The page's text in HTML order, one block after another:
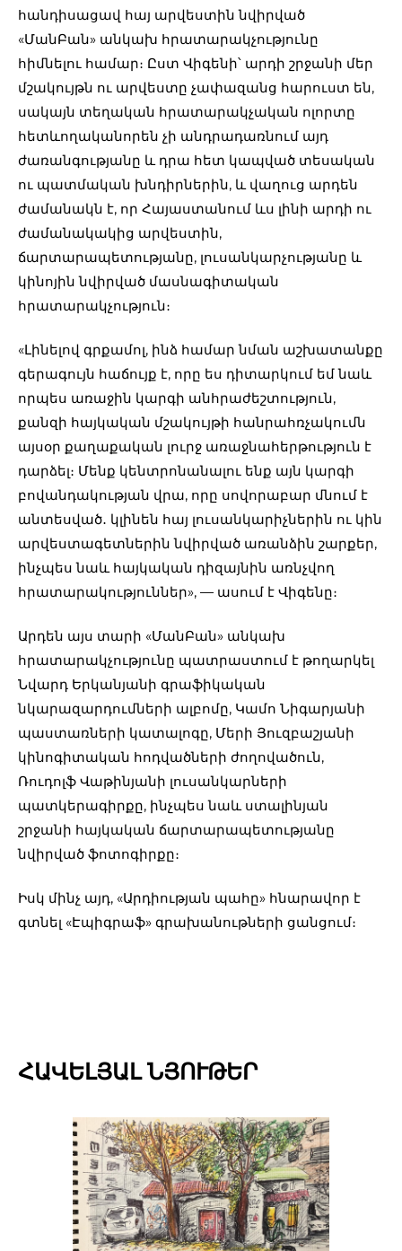
հանդիսացավ հայ արվեստին նվիրված
«ՄանԲան» անկախ հրատարակչությունը
հիմնելու համար։ Ըստ Վիգենի՝ արդի շրջանի մեր
մշակույթն ու արվեստը չափազանց հարուստ են,
սակայն տեղական հրատարակչական ոլորտը
հետևողականորեն չի անդրադառնում այդ
ժառանգությանը և դրա հետ կապված տեսական
ու պատմական խնդիրներին, և վաղուց արդեն
ժամանակն է, որ Հայաստանում ևս լինի արդի ու
ժամանակակից արվեստին,
ճարտարապետությանը, լուսանկարչությանը և
կինոյին նվիրված մասնագիտական
հրատարակչություն։
«Լինելով գրքամոլ, ինձ համար նման աշխատանքը
գերագույն հաճույք է, որը ես դիտարկում եմ նաև
որպես առաջին կարգի անհրաժեշտություն,
քանզի հայկական մշակույթի հանրահռչակումն
այսօր քաղաքական լուրջ առաջնահերթություն է
դարձել։ Մենք կենտրոնանալու ենք այն կարգի
բովանդակության վրա, որը սովորաբար մնում է
անտեսված․ կլինեն հայ լուսանկարիչներին ու կին
արվեստագետներին նվիրված առանձին շարքեր,
ինչպես նաև հայկական դիզայնին առնչվող
հրատարակություններ», — ասում է Վիգենը։
Արդեն այս տարի «ՄանԲան» անկախ
հրատարակչությունը պատրաստում է թողարկել
Նվարդ Երկանյանի գրաֆիկական
նկարազարդումների ալբոմը, Կամո Նիգարյանի
պաստառների կատալոգը, Մերի Յուզբաշյանի
կինոգիտական հոդվածների ժողովածուն,
Ռուդոլֆ Վաթինյանի լուսանկարների
պատկերագիրքը, ինչպես նաև ստալինյան
շրջանի հայկական ճարտարապետությանը
նվիրված ֆոտոգիրքը։
Իսկ մինչ այդ, «Արդիության պահը» հնարավոր է
գտնել «Էպիգրաֆ» գրախանութների ցանցում։
ՀԱՎԵԼՅԱԼ ՆՅՈՒԹԵՐ